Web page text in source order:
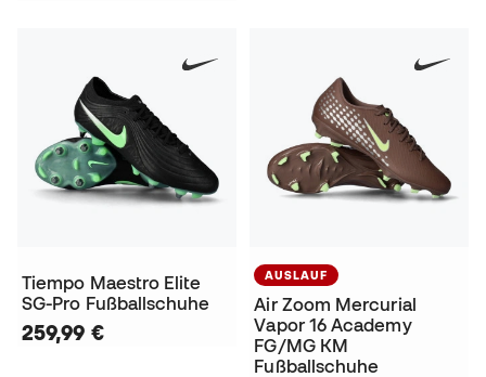
Tiempo Maestro Elite
SG-Pro Fußballschuhe
259,99 €
AUSLAUF
Air Zoom Mercurial
Vapor 16 Academy
FG/MG KM
Fußballschuhe